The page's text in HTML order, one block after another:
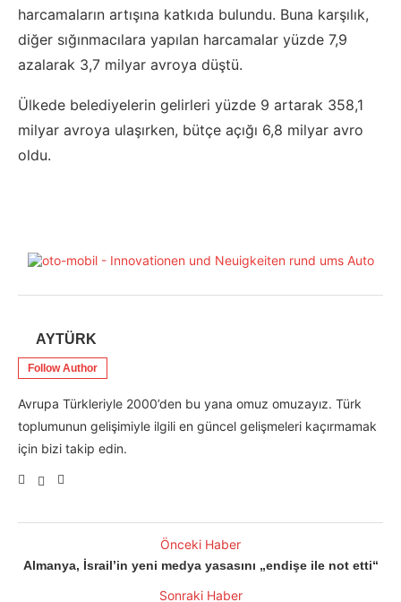
harcamaların artışına katkıda bulundu. Buna karşılık,
diğer sığınmacılara yapılan harcamalar yüzde 7,9
azalarak 3,7 milyar avroya düştü.
Ülkede belediyelerin gelirleri yüzde 9 artarak 358,1
milyar avroya ulaşırken, bütçe açığı 6,8 milyar avro
oldu.
AYTÜRK
Follow Author
Avrupa Türkleriyle 2000’den bu yana omuz omuzayız. Türk
toplumunun gelişimiyle ilgili en güncel gelişmeleri kaçırmamak
için bizi takip edin.
Önceki Haber
Almanya, İsrail’in yeni medya yasasını „endişe ile not etti“
Sonraki Haber